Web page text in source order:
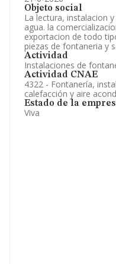
Objeto social
La lectura, instalacion
agua. la
exportacion de todo
piezas de fontaneria y
Actividad
Instalaciones de
Actividad CNAE
4322 - Fontanería,
calefacción y aire
Estado de la
Viva